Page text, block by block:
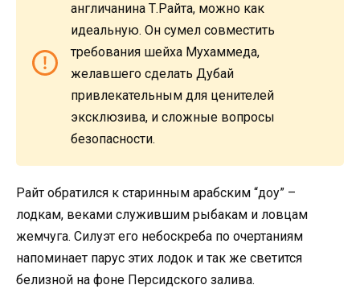
англичанина Т.Райта, можно как
идеальную. Он сумел совместить
требования шейха Мухаммеда,
желавшего сделать Дубай
привлекательным для ценителей
эксклюзива, и сложные вопросы
безопасности.
Райт обратился к старинным арабским “доу” –
лодкам, веками служившим рыбакам и ловцам
жемчуга. Силуэт его небоскреба по очертаниям
напоминает парус этих лодок и так же светится
белизной на фоне Персидского залива.